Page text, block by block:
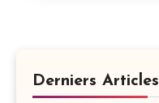
Derniers